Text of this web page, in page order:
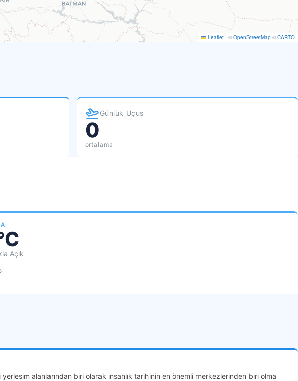
Leaflet | © OpenStreetMap © CARTO
Günlük Uçuş
0
ortalama
Açık
alanlarından biri olarak insanlık tarihinin en önemli merkezlerinden biri olma